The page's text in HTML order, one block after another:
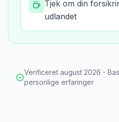
Tjek om din
udlandet
Verificeret august 2026 -
personlige erfaringer